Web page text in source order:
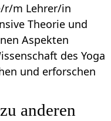
r/m Lehrer/in
Theorie und
Aspekten
des Yoga
und erforschen
anderen